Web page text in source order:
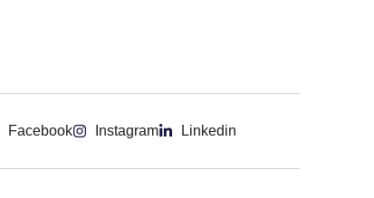
Facebook Instagram Linkedin